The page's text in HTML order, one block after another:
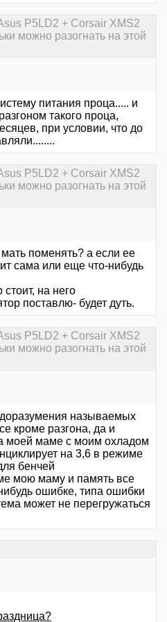
P5LD2 + Corsair XMS2
можно разогнать на этой
питания проца..... и
такого проца,
при условии, что до
P5LD2 + Corsair XMS2
можно разогнать на этой
поменять? а если ее
сама или еще что-нибудь
на него
поставлю- будет дуть.
P5LD2 + Corsair XMS2
можно разогнать на этой
называемых
кроме разгона, да и
моей маме с моим охладом
на 3,6 в режиме
бенчей
мою маму и память все
ошибке, типа ошибки
может не перегружаться